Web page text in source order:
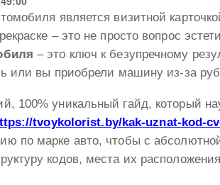
является визитной
– это не просто вопрос
– это ключ к безупречному
или вы приобрели машину из-за
100% уникальный гайд, который
tvoykolorist.by/kak-uznat-kod-
по марке авто, чтобы с
кодов, места их